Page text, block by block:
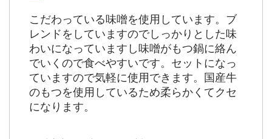
こだわっている味噌を使用しています。ブ
レンドをしていますのでしっかりとした味
わいになっていますし味噌がもつ鍋に絡ん
でいくので食べやすいです。セットになっ
ていますので気軽に使用できます。国産牛
のもつを使用しているため柔らかくてクセ
になります。